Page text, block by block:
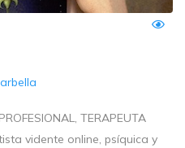
TERAPEUTA
vidente online, psíquica y